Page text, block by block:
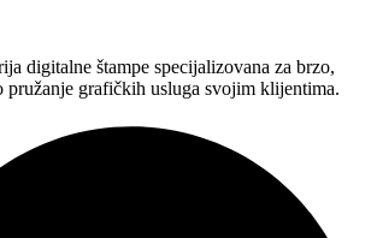
digitalne štampe specijalizovana za brzo,
grafičkih usluga svojim klijentima.